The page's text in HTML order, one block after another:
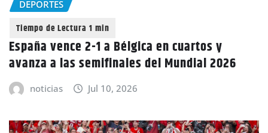
DEPORTES
España vence 2-1 a Bélgica en cuartos y
avanza a las semifinales del Mundial 2026
noticias Jul 10, 2026